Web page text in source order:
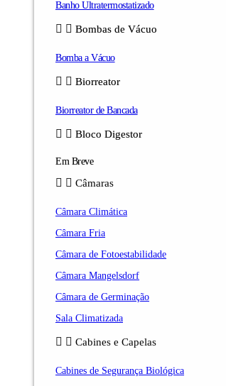
Banho Ultratermostatizado
Bombas de Vácuo
Bomba a Vácuo
Biorreator
Biorreator de Bancada
Bloco Digestor
Em Breve
Câmaras
Câmara Climática
Câmara Fria
Câmara de Fotoestabilidade
Câmara Mangelsdorf
Câmara de Germinação
Sala Climatizada
Cabines e Capelas
Cabines de Segurança Biológica